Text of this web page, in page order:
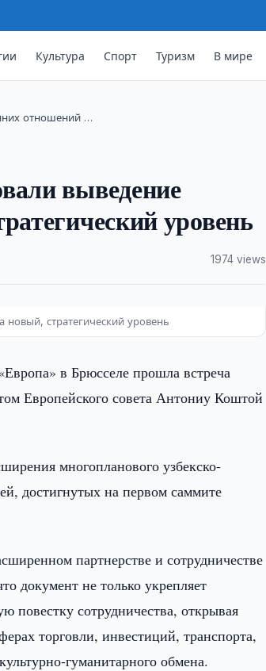
Культура Спорт Туризм В мире
отношений …
выведение
уровень
1974 views
стратегический уровень
в Брюсселе прошла встреча
Европейского совета Антониу Коштой
многопланового узбекско-
достигнутых на первом саммите
партнерстве и сотрудничестве
документ не только укрепляет
повестку сотрудничества, открывая
торговли, инвестиций, транспорта,
гуманитарного обмена.